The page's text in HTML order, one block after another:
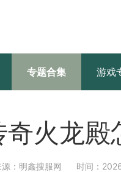
专题合集 游戏
奇火龙殿
源：明鑫搜服网 时间：